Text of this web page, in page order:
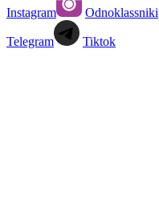
Instagram Odnoklassniki
Telegram Tiktok